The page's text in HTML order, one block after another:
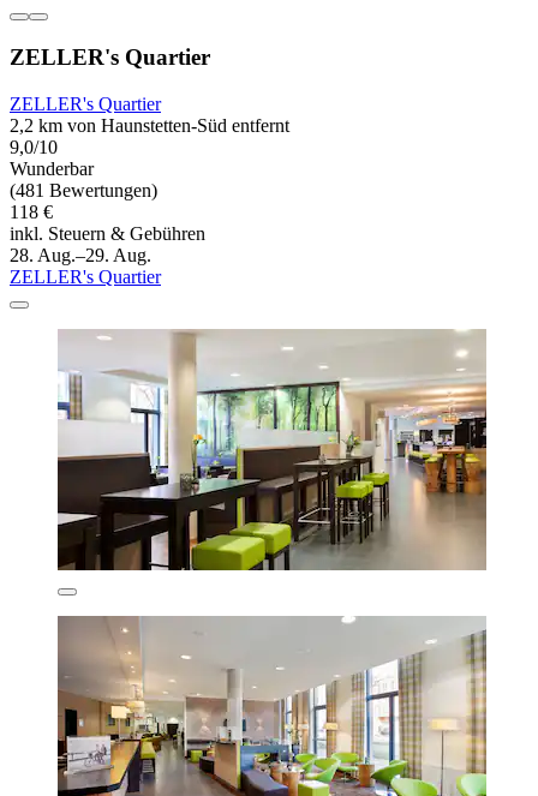
ZELLER's Quartier
ZELLER's Quartier
2,2 km von Haunstetten-Süd entfernt
9,0/10
Wunderbar
(481 Bewertungen)
118 €
inkl. Steuern & Gebühren
28. Aug.–29. Aug.
ZELLER's Quartier